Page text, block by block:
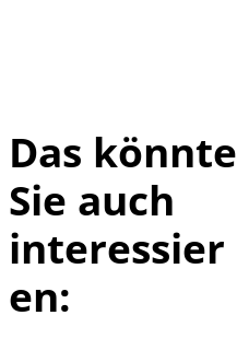
Das könnte
Sie auch
interessier
en: